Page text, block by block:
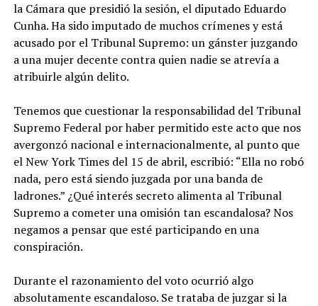
la Cámara que presidió la sesión, el diputado Eduardo
Cunha. Ha sido imputado de muchos crímenes y está
acusado por el Tribunal Supremo: un gánster juzgando
a una mujer decente contra quien nadie se atrevía a
atribuirle algún delito.
Tenemos que cuestionar la responsabilidad del Tribunal
Supremo Federal por haber permitido este acto que nos
avergonzó nacional e internacionalmente, al punto que
el New York Times del 15 de abril, escribió: “Ella no robó
nada, pero está siendo juzgada por una banda de
ladrones.” ¿Qué interés secreto alimenta al Tribunal
Supremo a cometer una omisión tan escandalosa? Nos
negamos a pensar que esté participando en una
conspiración.
Durante el razonamiento del voto ocurrió algo
absolutamente escandaloso. Se trataba de juzgar si la